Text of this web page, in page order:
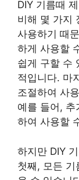
DIY 기름때
비해 몇 가지
사용하기 때
하게 사용할
쉽게 구할 수
적입니다. 마
조절하여 사
예를 들어, 추
하여 사용할
하지만 DIY
첫째, 모든 기